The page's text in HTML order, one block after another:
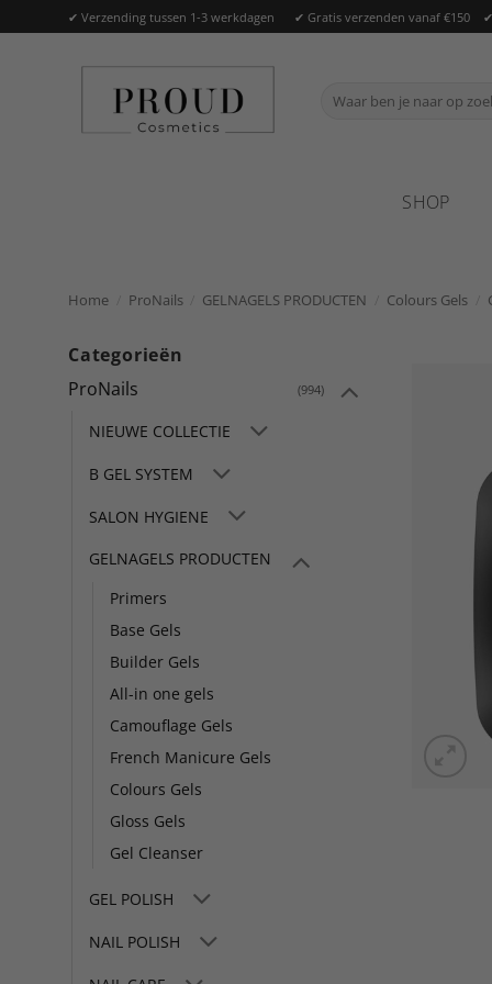
naar
✔ Verzending tussen 1-3 werkdagen ✔ Gratis verzenden vanaf €150
Zoeken
SHOP
Home ProNails GELNAGELS PRODUCTEN Colours Gels
Categorieën
ProNails
(994)
NIEUWE COLLECTIE
B GEL SYSTEM
SALON HYGIENE
GELNAGELS PRODUCTEN
Primers
Base Gels
Builder Gels
All-in one gels
Camouflage Gels
French Manicure Gels
Colours Gels
Gloss Gels
Gel Cleanser
GEL POLISH
NAIL POLISH